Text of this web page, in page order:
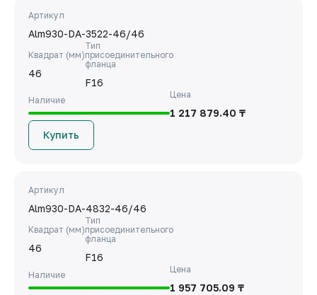
Артикул
Alm930-DA-3522-46/46
Квадрат (мм)
46
Тип
присоединительного
фланца
F16
Наличие
Цена
1 217 879.40 ₸
Купить
Артикул
Alm930-DA-4832-46/46
Квадрат (мм)
46
Тип
присоединительного
фланца
F16
Наличие
Цена
1 957 705.09 ₸